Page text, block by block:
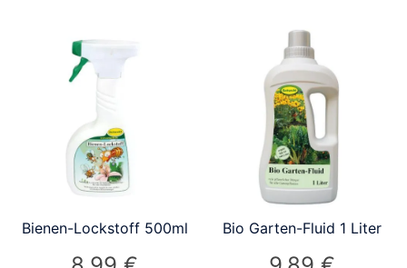
Bienen-Lockstoff 500ml Bio Garten-Fluid 1 Liter